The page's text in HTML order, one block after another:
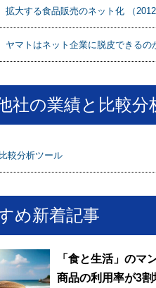
大する食品販売のネット化 （2012
マトはネット企業に脱皮できるの
社の業績と比較分
較分析ツール
め新着記事
「食と生活」の
商品の利用率が3